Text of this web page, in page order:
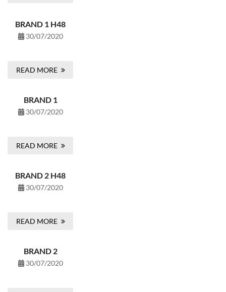
BRAND 1 H48
30/07/2020
READ MORE
BRAND 1
30/07/2020
READ MORE
BRAND 2 H48
30/07/2020
READ MORE
BRAND 2
30/07/2020